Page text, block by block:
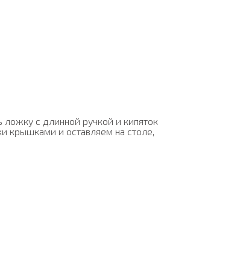
с длинной ручкой и кипяток
крышками и оставляем на столе,